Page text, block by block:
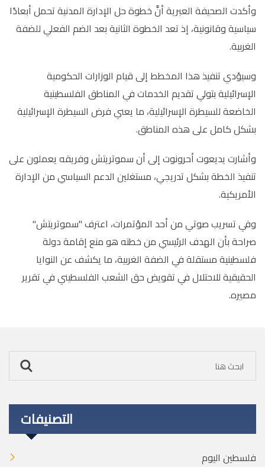
وأكدت الصحيفة العبرية أنَّ خطوة حل الإدارة المدنية تحمل أبعادًا
سياسية وقانونية، إذ تعد الخطوة الثانية بعد الضم الفعلي للضفة
الغربية.
وسيؤدي تنفيذ هذا المخطط إلى قيام الوزارات الحكومية
الإسرائيلية بتولي تقديم الخدمات في المناطق الفلسطينية
الخاضعة للسيطرة الإسرائيلية، ما يعني فرض السيطرة الإسرائيلية
بشكل كامل على هذه المناطق.
وأشارت يديعوت أحرونوت إلى أن سموتريتش وفريقه يعملون على
تنفيذ الخطة بشكل تدريجي، مستغلين الدعم السياسي من الإدارة
الأمريكية.
وفي تسريب صوتي من أحد المؤتمرات، اعترف "سموتريتش"
صراحة بأن الهدف الرئيسي من خطته هو منع إقامة دولة
فلسطينية مستقلة في الضفة الغربية، ما يكشف عن النوايا
الحقيقية للاحتلال في تقويض حق الشعب الفلسطيني في تقرير
مصيره.
التصنيفات
فلسطين اليوم